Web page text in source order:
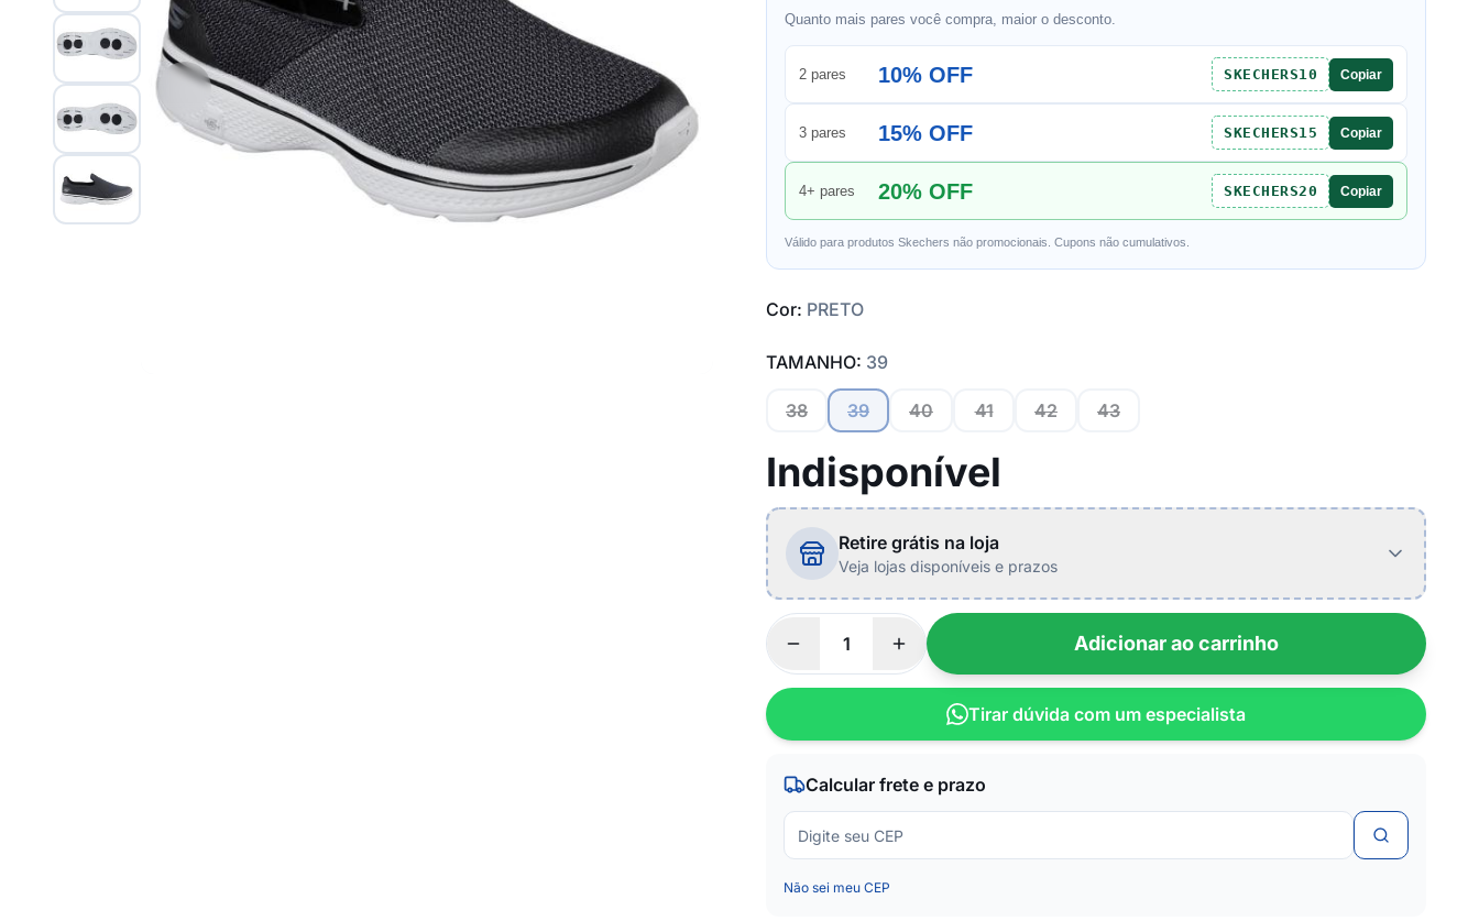
Quanto mais pares você compra, maior o desconto.
2 pares 10% OFF SKECHERS10 Copiar
3 pares 15% OFF SKECHERS15 Copiar
4+ pares 20% OFF SKECHERS20 Copiar
Válido para produtos Skechers não promocionais. Cupons não cumulativos.
Cor: PRETO
TAMANHO: 39
38 39 40 41 42 43
Indisponível
Retire grátis na loja
Veja lojas disponíveis e prazos
Adicionar ao carrinho
Tirar dúvida com um especialista
Calcular frete e prazo
Não sei meu CEP